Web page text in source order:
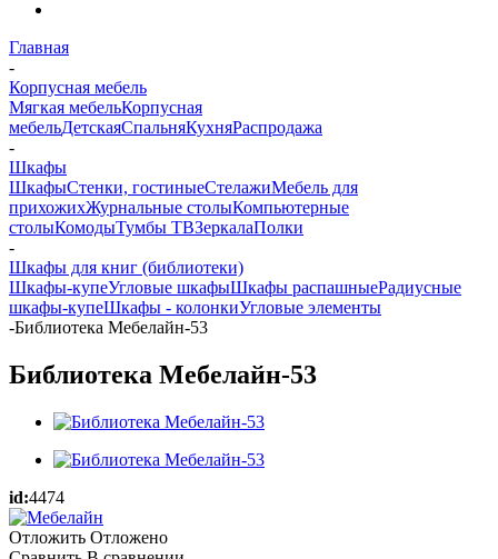
Главная
-
Корпусная мебель
Мягкая мебельКорпусная
мебельДетскаяСпальняКухняРаспродажа
-
Шкафы
ШкафыСтенки, гостиныеСтелажиМебель для
прихожихЖурнальные столыКомпьютерные
столыКомодыТумбы ТВЗеркалаПолки
-
Шкафы для книг (библиотеки)
Шкафы-купеУгловые шкафыШкафы распашныеРадиусные
шкафы-купеШкафы - колонкиУгловые элементы
-Библиотека Мебелайн-53
Библиотека Мебелайн-53
id:4474
Отложить Отложено